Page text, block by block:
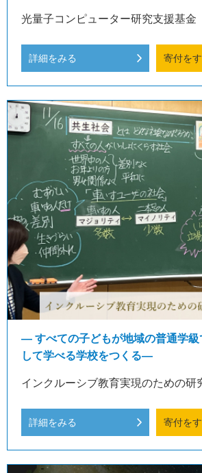
光量子コンピューター研究支援基金
詳細をみる 寄付を
― すべての子どもが地域の普通学級
して学べる学校をつくる―
インクルーシブ教育実現のための研
詳細をみる 寄付を